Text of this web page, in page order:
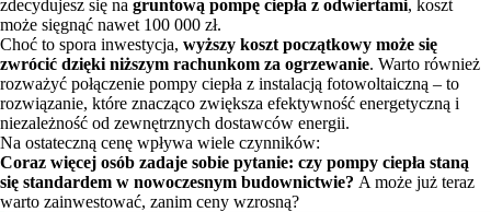
zdecydujesz się na gruntową pompę ciepła z odwiertami, koszt
może sięgnąć nawet 100 000 zł.
Choć to spora inwestycja, wyższy koszt początkowy może się
zwrócić dzięki niższym rachunkom za ogrzewanie. Warto również
rozważyć połączenie pompy ciepła z instalacją fotowoltaiczną – to
rozwiązanie, które znacząco zwiększa efektywność energetyczną i
niezależność od zewnętrznych dostawców energii.
Na ostateczną cenę wpływa wiele czynników:
Coraz więcej osób zadaje sobie pytanie: czy pompy ciepła staną
się standardem w nowoczesnym budownictwie? A może już teraz
warto zainwestować, zanim ceny wzrosną?